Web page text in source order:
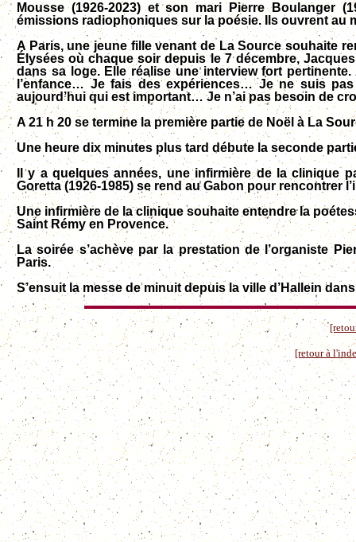
Mousse (1926-2023) et son mari Pierre Boulanger
émissions radiophoniques sur la poésie. Ils ouvrent au
A Paris, une jeune fille venant de La Source souhaite
Élysées où chaque soir depuis le 7 décembre,
dans sa loge. Elle réalise une interview fort
l’enfance… Je fais des expériences… Je ne suis
aujourd’hui qui est important… Je n’ai pas besoin de
A 21 h 20 se termine la première partie de Noël à La
Une heure dix minutes plus tard débute la seconde
Il y a quelques années, une infirmière de la clinique
Goretta (1926-1985) se rend au Gabon pour rencontrer
Une infirmière de la clinique souhaite entendre la
Saint Rémy en Provence.
La soirée s’achève par la prestation de l’organiste
Paris.
S’ensuit la messe de minuit depuis la ville d’Hallein
[retour à